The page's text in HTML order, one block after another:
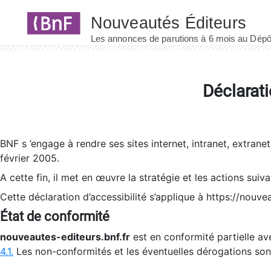
BNF s ’engage à rendre ses sites internet, intranet,
février 2005.
A cette fin, il met en œuvre la stratégie et les actions
Cette déclaration d’accessibilité s’applique à https://
État de conformité
nouveautes-editeurs.bnf.fr est en conformité partielle
4.1. Les non-conformités et les éventuelles dérogations